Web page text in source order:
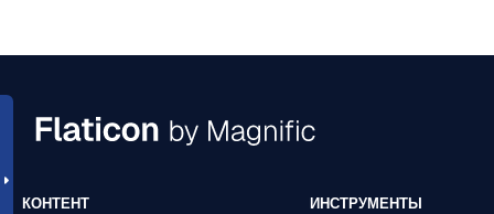
КОНТЕНТ ИНСТРУМЕНТЫ